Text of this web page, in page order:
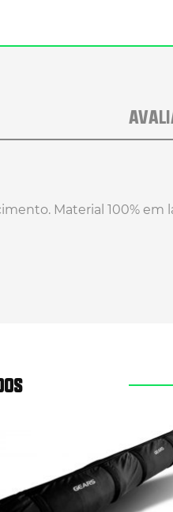
Material 100% em